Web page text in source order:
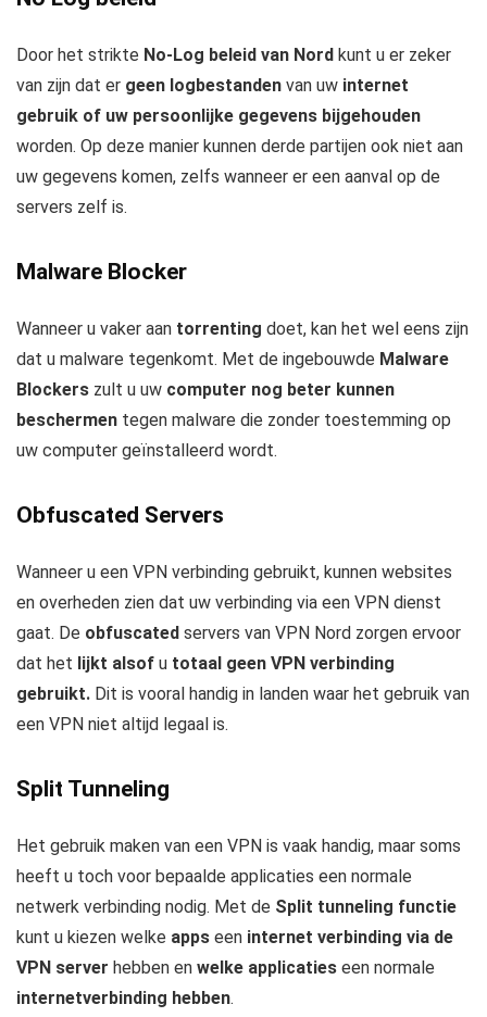
Door het strikte No-Log beleid van Nord kunt u er zeker
van zijn dat er geen logbestanden van uw internet
gebruik of uw persoonlijke gegevens bijgehouden
worden. Op deze manier kunnen derde partijen ook niet aan
uw gegevens komen, zelfs wanneer er een aanval op de
servers zelf is.
Malware Blocker
Wanneer u vaker aan torrenting doet, kan het wel eens zijn
dat u malware tegenkomt. Met de ingebouwde Malware
Blockers zult u uw computer nog beter kunnen
beschermen tegen malware die zonder toestemming op
uw computer geïnstalleerd wordt.
Obfuscated Servers
Wanneer u een VPN verbinding gebruikt, kunnen websites
en overheden zien dat uw verbinding via een VPN dienst
gaat. De obfuscated servers van VPN Nord zorgen ervoor
dat het lijkt alsof u totaal geen VPN verbinding
gebruikt. Dit is vooral handig in landen waar het gebruik van
een VPN niet altijd legaal is.
Split Tunneling
Het gebruik maken van een VPN is vaak handig, maar soms
heeft u toch voor bepaalde applicaties een normale
netwerk verbinding nodig. Met de Split tunneling functie
kunt u kiezen welke apps een internet verbinding via de
VPN server hebben en welke applicaties een normale
internetverbinding hebben.